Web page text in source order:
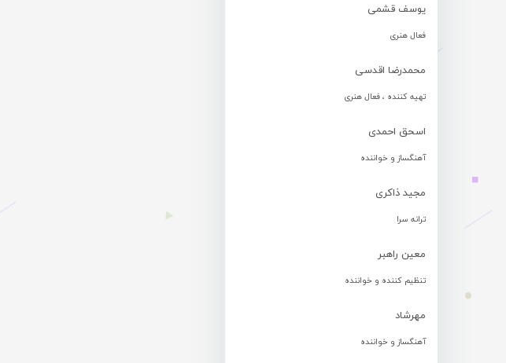
یوسف قشمی
فعال هنری
محمدرضا اقدسی
تهیه کننده ، فعال هنری
اسحق احمدی
آهنگساز و خواننده
مجید ذاکری
ترانه سرا
معین راهبر
تنظیم کننده و خواننده
مهرشاد
آهنگساز و خواننده